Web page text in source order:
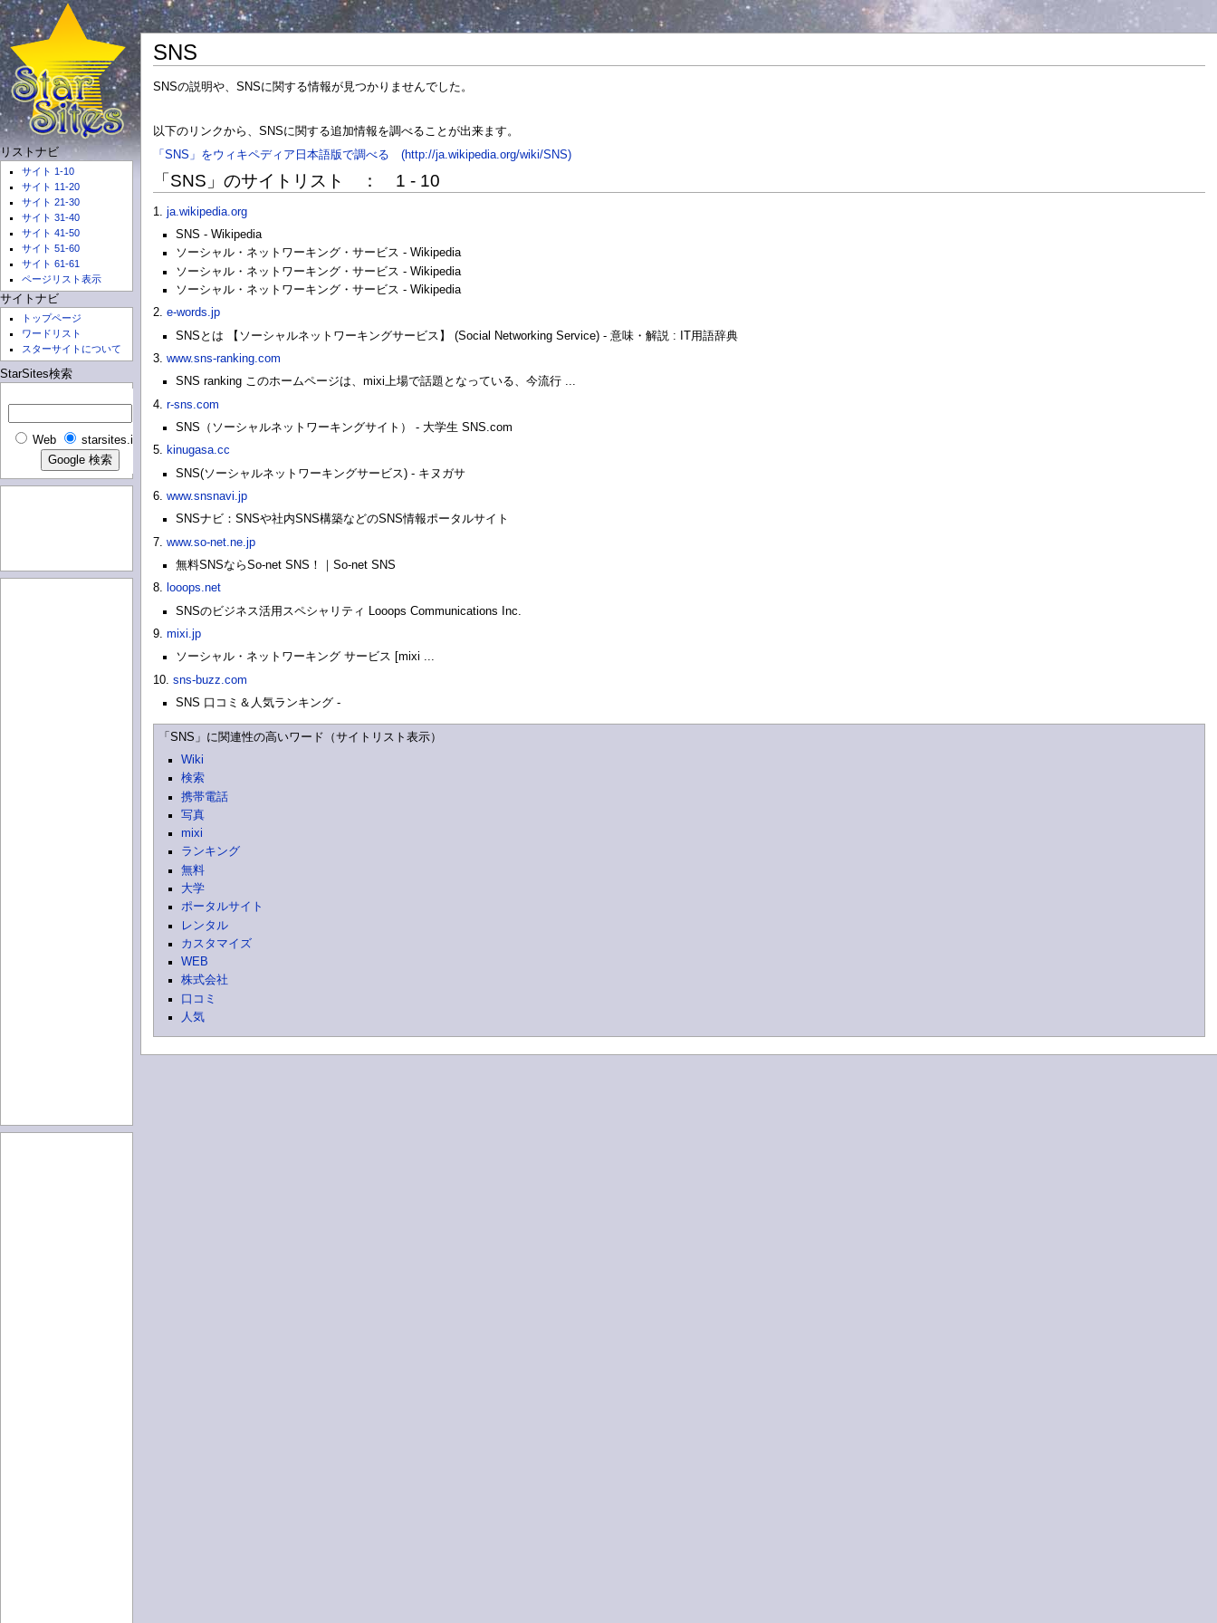
SNS
SNSの説明や、SNSに関する情報が見つかりませんでした。
以下のリンクから、SNSに関する追加情報を調べることが出来ます。
「SNS」をウィキペディア日本語版で調べる (http://ja.wikipedia.org/wiki/SNS)
「SNS」のサイトリスト ： 1 - 10
1. ja.wikipedia.org
SNS - Wikipedia
ソーシャル・ネットワーキング・サービス - Wikipedia
ソーシャル・ネットワーキング・サービス - Wikipedia
ソーシャル・ネットワーキング・サービス - Wikipedia
2. e-words.jp
SNSとは 【ソーシャルネットワーキングサービス】 (Social Networking Service) - 意味・解説 : IT用語辞典
3. www.sns-ranking.com
SNS ranking このホームページは、mixi上場で話題となっている、今流行 ...
4. r-sns.com
SNS（ソーシャルネットワーキングサイト） - 大学生 SNS.com
5. kinugasa.cc
SNS(ソーシャルネットワーキングサービス) - キヌガサ
6. www.snsnavi.jp
SNSナビ：SNSや社内SNS構築などのSNS情報ポータルサイト
7. www.so-net.ne.jp
無料SNSならSo-net SNS！｜So-net SNS
8. looops.net
SNSのビジネス活用スペシャリティ Looops Communications Inc.
9. mixi.jp
ソーシャル・ネットワーキング サービス [mixi ...
10. sns-buzz.com
SNS 口コミ＆人気ランキング -
「SNS」に関連性の高いワード（サイトリスト表示）
Wiki
検索
携帯電話
写真
mixi
ランキング
無料
大学
ポータルサイト
レンタル
カスタマイズ
WEB
株式会社
口コミ
人気
リストナビ
サイト 1-10
サイト 11-20
サイト 21-30
サイト 31-40
サイト 41-50
サイト 51-60
サイト 61-61
ページリスト表示
サイトナビ
トップページ
ワードリスト
スターサイトについて
StarSites検索
Web starsites.info